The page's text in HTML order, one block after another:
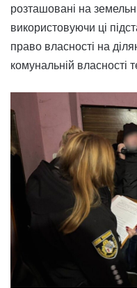
розташовані на
використовуючи ці
право власності на
комунальній власності